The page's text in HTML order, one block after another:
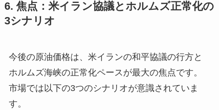
6. 焦点：米イラン協議とホルムズ正常化の
3シナリオ
今後の原油価格は、米イランの和平協議の行方と
ホルムズ海峡の正常化ペースが最大の焦点です。
市場では以下の3つのシナリオが意識されていま
す。